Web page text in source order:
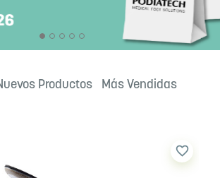
Productos Más Vendidas
favorite_border